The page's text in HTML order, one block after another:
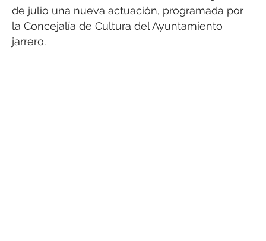
de julio una nueva actuación, programada por
la Concejalía de Cultura del Ayuntamiento
jarrero.